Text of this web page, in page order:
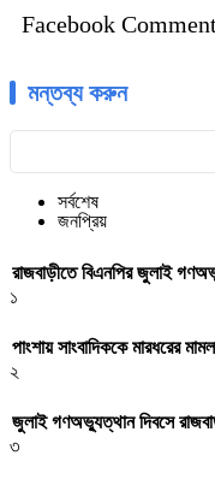
Facebook
মন্তব্য করুন
সর্বশেষ
জনপ্রিয়
রাজবাড়ীতে বিএন‌পির জুলাই
১
পাংশায় সাংবাদিককে মারধরের
২
জুলাই গণঅভ্যুত্থান দিবসে
৩